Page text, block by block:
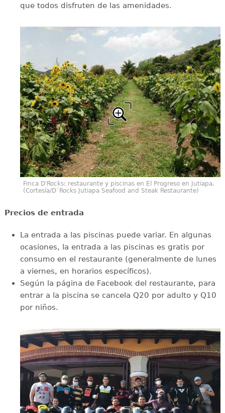
que todos disfruten de las amenidades.
Finca D'Rocks: restaurante y piscinas en El Progreso en Jutiapa.
(Cortesía/D´Rocks Jutiapa Seafood and Steak Restaurante)
Precios de entrada
La entrada a las piscinas puede variar. En algunas
ocasiones, la entrada a las piscinas es gratis por
consumo en el restaurante (generalmente de lunes
a viernes, en horarios específicos).
Según la página de Facebook del restaurante, para
entrar a la piscina se cancela Q20 por adulto y Q10
por niños.